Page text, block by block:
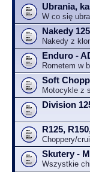
Ubrania,
W co się
Nakedy
Nakedy z
Enduro -
Rometem w
Soft
Motocykle z
Division
R125,
Choppery/
Skutery -
Wszystkie